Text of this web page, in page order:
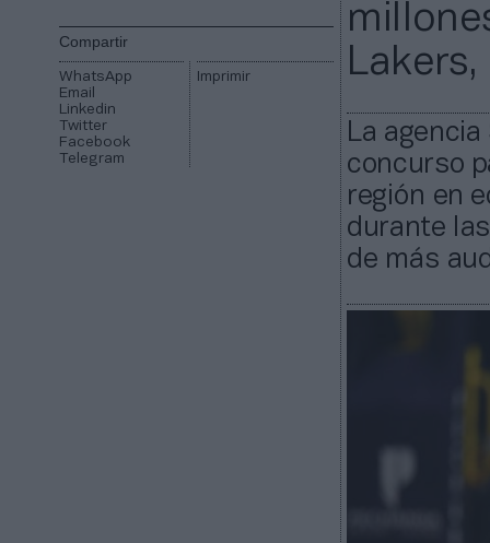
Compartir
WhatsApp
Email
Linkedin
Twitter
Facebook
Telegram
Imprimir
La
concurso
región en
durante
de más